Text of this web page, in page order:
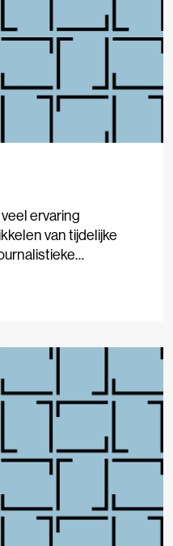
ervaring
van tijdelijke